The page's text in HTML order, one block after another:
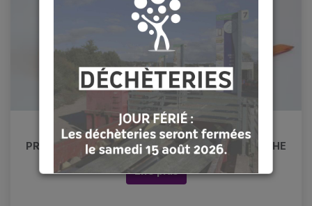
PRÉFÉRER LE SAVON PLUTÔT QUE LE GEL DOUCHE
Lire plus